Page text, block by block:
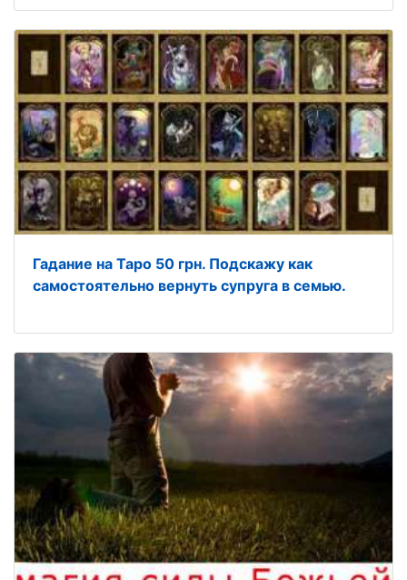
Гадание на Таро 50 грн. Подскажу как
самостоятельно вернуть супруга в семью.